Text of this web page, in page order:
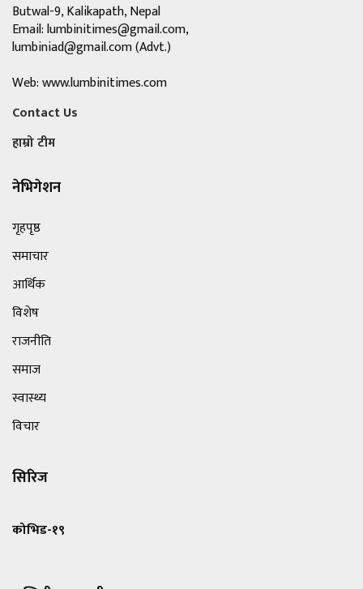
Butwal-9, Kalikapath, Nepal
Email:lumbinitimes@gmail.com,
lumbiniad@gmail.com(Advt.)
Web: www.lumbinitimes.com
Contact Us
हाम्रो टीम
नेभिगेशन
गृहपृष्ठ
समाचार
आर्थिक
विशेष
राजनीति
समाज
स्वास्थ्य
विचार
सिरिज
कोभिड-१९